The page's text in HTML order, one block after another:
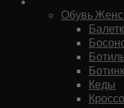
Обувь
Кеды